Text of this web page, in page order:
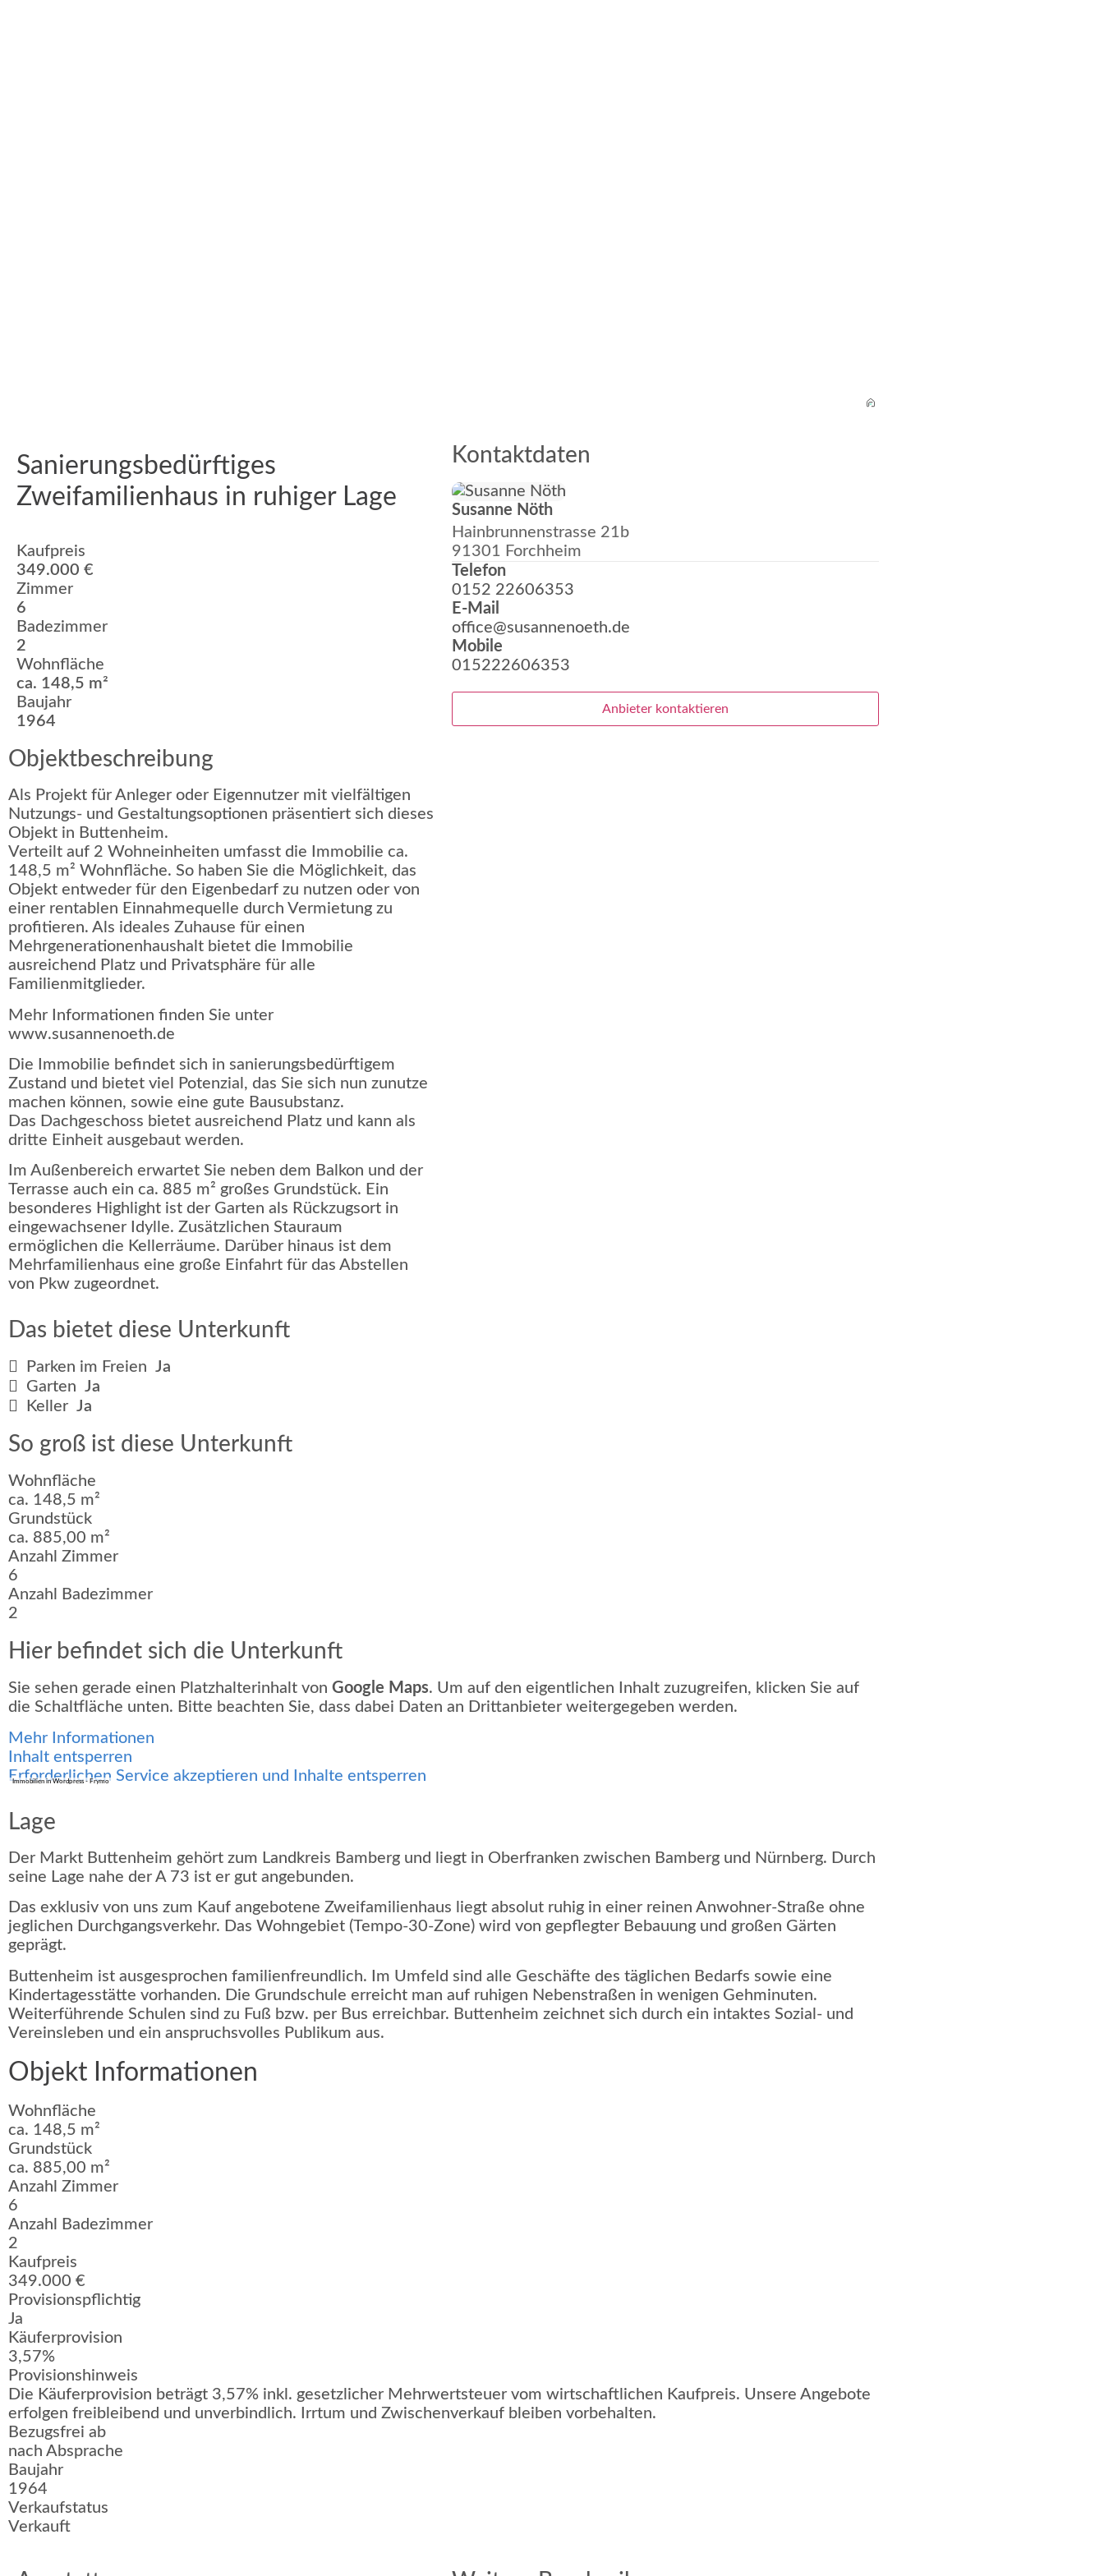
Sanierungsbedürftiges
Zweifamilienhaus in ruhiger Lage
Kaufpreis
349.000 €
Zimmer
6
Badezimmer
2
Wohnfläche
ca. 148,5 m²
Baujahr
1964
Objektbeschreibung
Als Projekt für Anleger oder Eigennutzer mit vielfältigen
Nutzungs- und Gestaltungsoptionen präsentiert sich dieses
Objekt in Buttenheim.
Verteilt auf 2 Wohneinheiten umfasst die Immobilie ca.
148,5 m² Wohnfläche. So haben Sie die Möglichkeit, das
Objekt entweder für den Eigenbedarf zu nutzen oder von
einer rentablen Einnahmequelle durch Vermietung zu
profitieren. Als ideales Zuhause für einen
Mehrgenerationenhaushalt bietet die Immobilie
ausreichend Platz und Privatsphäre für alle
Familienmitglieder.
Mehr Informationen finden Sie unter
www.susannenoeth.de
Die Immobilie befindet sich in sanierungsbedürftigem
Zustand und bietet viel Potenzial, das Sie sich nun zunutze
machen können, sowie eine gute Bausubstanz.
Das Dachgeschoss bietet ausreichend Platz und kann als
dritte Einheit ausgebaut werden.
Im Außenbereich erwartet Sie neben dem Balkon und der
Terrasse auch ein ca. 885 m² großes Grundstück. Ein
besonderes Highlight ist der Garten als Rückzugsort in
eingewachsener Idylle. Zusätzlichen Stauraum
ermöglichen die Kellerräume. Darüber hinaus ist dem
Mehrfamilienhaus eine große Einfahrt für das Abstellen
von Pkw zugeordnet.
Das bietet diese Unterkunft
Parken im Freien Ja
Garten Ja
Keller Ja
So groß ist diese Unterkunft
Wohnfläche
ca. 148,5 m²
Grundstück
ca. 885,00 m²
Anzahl Zimmer
6
Anzahl Badezimmer
2
Kontaktdaten
Susanne Nöth
Hainbrunnenstrasse 21b
91301 Forchheim
Telefon
0152 22606353
E-Mail
office@susannenoeth.de
Mobile
015222606353
Anbieter kontaktieren
Hier befindet sich die Unterkunft
Sie sehen gerade einen Platzhalterinhalt von Google Maps. Um auf den eigentlichen Inhalt zuzugreifen, klicken Sie auf
die Schaltfläche unten. Bitte beachten Sie, dass dabei Daten an Drittanbieter weitergegeben werden.
Mehr Informationen
Inhalt entsperren
Erforderlichen Service akzeptieren und Inhalte entsperren
Immobilien in Wordpress - Frymo
Lage
Der Markt Buttenheim gehört zum Landkreis Bamberg und liegt in Oberfranken zwischen Bamberg und Nürnberg. Durch
seine Lage nahe der A 73 ist er gut angebunden.
Das exklusiv von uns zum Kauf angebotene Zweifamilienhaus liegt absolut ruhig in einer reinen Anwohner-Straße ohne
jeglichen Durchgangs­verkehr. Das Wohngebiet (Tempo-30-Zone) wird von gepflegter Bebauung und großen Gärten
geprägt.
Buttenheim ist ausgesprochen familienfreundlich. Im Umfeld sind alle Geschäfte des täglichen Bedarfs sowie eine
Kindertagesstätte vorhanden. Die Grundschule erreicht man auf ruhigen Nebenstraßen in wenigen Geh­minuten.
Weiterführende Schulen sind zu Fuß bzw. per Bus erreichbar. Buttenheim zeichnet sich durch ein intaktes Sozial- und
Vereins­leben und ein anspruchsvolles Publikum aus.
Objekt Informationen
Wohnfläche
ca. 148,5 m²
Grundstück
ca. 885,00 m²
Anzahl Zimmer
6
Anzahl Badezimmer
2
Kaufpreis
349.000 €
Provisionspflichtig
Ja
Käuferprovision
3,57%
Provisionshinweis
Die Käuferprovision beträgt 3,57% inkl. gesetzlicher Mehrwertsteuer vom wirtschaftlichen Kaufpreis. Unsere Angebote
erfolgen freibleibend und unverbindlich. Irrtum und Zwischenverkauf bleiben vorbehalten.
Bezugsfrei ab
nach Absprache
Baujahr
1964
Verkaufstatus
Verkauft